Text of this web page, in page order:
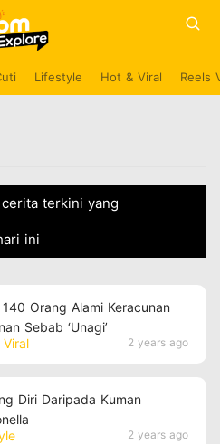
Lifestyle Hot & Viral Reels
terkini yang
ini
Viral 2 years ago
Orang Alami Keracunan
Sebab ‘Unagi’
2 years ago
Diri Daripada Kuman